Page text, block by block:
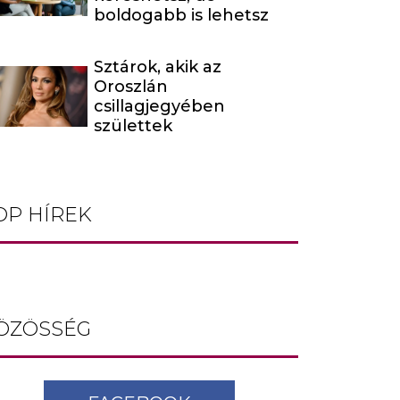
boldogabb is lehetsz
Sztárok, akik az
Oroszlán
csillagjegyében
születtek
HÍREK